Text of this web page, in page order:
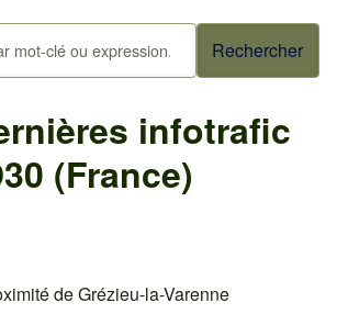
infotrafic
(France)
de Grézieu-la-Varenne